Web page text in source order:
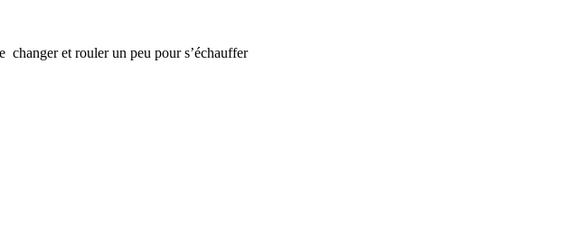
changer et rouler un peu pour s’échauffer